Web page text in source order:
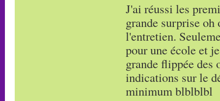
J'ai réussi les
grande surprise
l'entretien.
pour une école et
grande flippée des
indications sur le
minimum blblblbl